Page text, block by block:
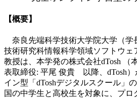
【概要】
奈良先端科学技術大学院大学（学
技術研究科情報科学領域ソフトウェ
教授は、本学発の株式会社dTosh （
表取締役: 平尾 俊貴 以降、dTosh）
イン型「dToshデジタルスクール」
国の中学生と高校生を対象に、プ